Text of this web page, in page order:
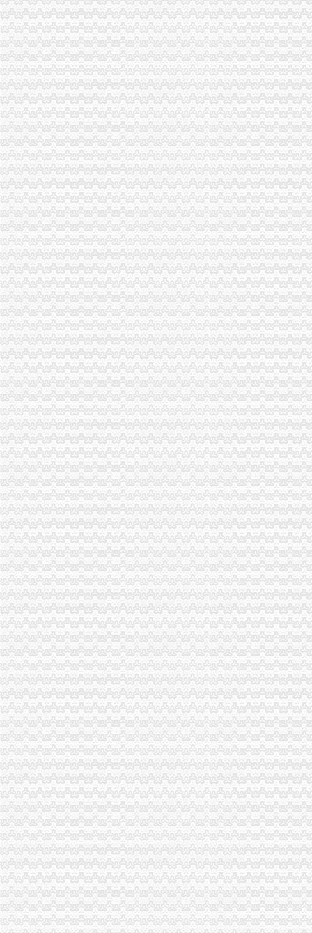
晨报万事通_新浪新闻
[广州市]广州市荔湾区龙溪小学教学楼维修工程施工专业承包-招标公告|
石家庄信和工程项目管理有限公司-搜百科
中房·安业贷(图)_网易新闻
柳州市龙溪水利水电建设投资有限公司广西落久水利枢纽工程水轮发电
柳州市龙溪水利水电建设投资有限公司广西落久水利枢纽工程闸门制造
宜州市龙溪路一期工程（桂茂路东）拆迁安置区场平、道路及排水工程
湖州金业建设工程招标代理有限公司关于湖州市建设工程质量监督监测
我想炒股_百度知道